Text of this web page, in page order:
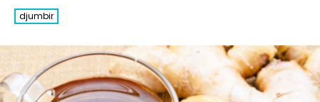
Tablica kalorija
Lifestyle
Trudnice
Bodybuilding
Fitness
Ishrana
Zdravlje
Hedonizam
VODA
MAGAZIN
Njega nje
djumbir